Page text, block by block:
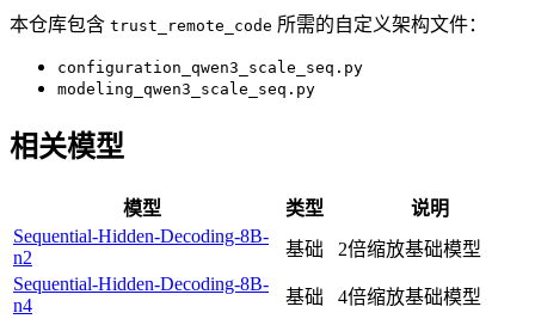
本仓库包含 trust_remote_code 所需的自定义架构文件：
configuration_qwen3_scale_seq.py
modeling_qwen3_scale_seq.py
相关模型
模型 类型
说明
Sequential-Hidden-Decoding-8B-
n2
基础
2倍缩放基础模型
Sequential-Hidden-Decoding-8B-
n4
基础
4倍缩放基础模型